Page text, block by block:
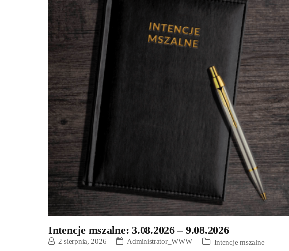
Intencje mszalne: 3.08.2026 – 9.08.2026
2 sierpnia, 2026 Administrator_WWW Intencje mszalne